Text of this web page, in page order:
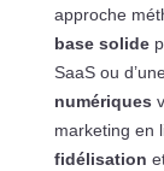
approche
base solide
SaaS ou
numériques
marketing en
fidélisation